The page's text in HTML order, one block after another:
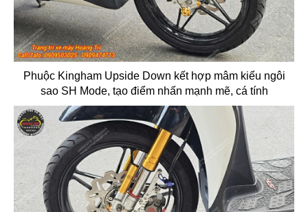
Phuộc Kingham Upside Down kết hợp mâm kiểu ngôi
sao SH Mode, tạo điểm nhấn mạnh mẽ, cá tính